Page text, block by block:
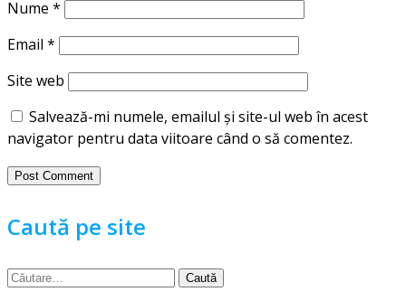
Nume *
Email *
Site web
Salvează-mi numele, emailul și site-ul web în acest
navigator pentru data viitoare când o să comentez.
Caută pe site
Caută
după: